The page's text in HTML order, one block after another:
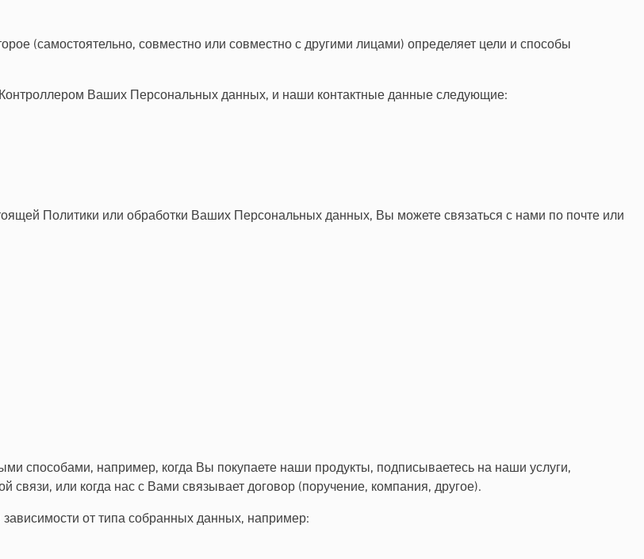
(самостоятельно, совместно или совместно с другими лицами) определяет цели и способы
Ваших Персональных данных, и наши контактные данные следующие:
Политики или обработки Ваших Персональных данных, Вы можете связаться с нами по почте или
способами, например, когда Вы покупаете наши продукты, подписываетесь на наши услуги,
связи, или когда нас с Вами связывает договор (поручение, компания, другое).
от типа собранных данных, например: